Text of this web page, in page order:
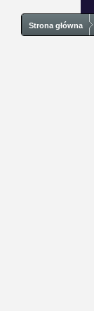
Strona główna